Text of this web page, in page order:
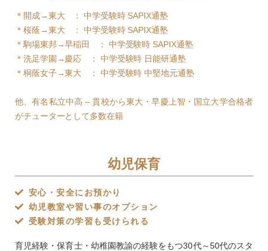
＊開成→東大 ： 中学受験時 SAPIX通塾
＊桜蔭→東大 ： 中学受験時 SAPIX通塾
＊駒場東邦→早稲田 ： 中学受験時 SAPIX通塾
＊洗足学園→慶応 ： 中学受験時 日能研通塾
＊桐蔭女子→東大 ： 中学受験時 中堅地元通塾
他、有名私立中高 – 貫校から東大・早慶上智・国立大学合格者
がチューターとして多数在籍
幼児保育
安心・安全にお預かり
幼児教室や習い事のオプション
受験対策の学習も受けられる
育児経験・保育士・幼稚園教諭の経験をもつ30代～50代のスタ